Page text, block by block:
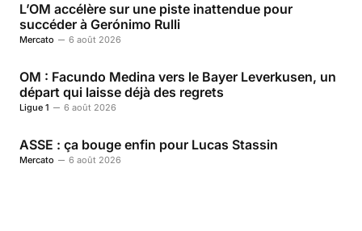
L’OM accélère sur une piste inattendue pour
succéder à Gerónimo Rulli
Mercato 6 août 2026
OM : Facundo Medina vers le Bayer Leverkusen, un
départ qui laisse déjà des regrets
Ligue 1 6 août 2026
ASSE : ça bouge enfin pour Lucas Stassin
Mercato 6 août 2026